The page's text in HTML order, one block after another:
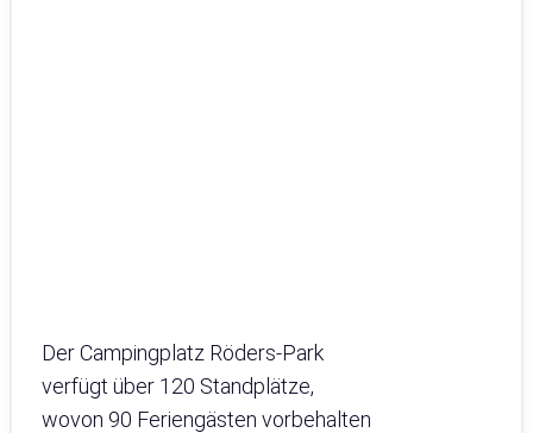
Der Campingplatz Röders-Park
verfügt über 120 Standplätze,
wovon 90 Feriengästen vorbehalten